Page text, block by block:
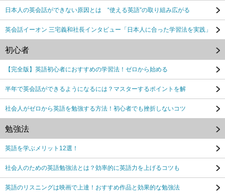
日本人の英会話ができない原因とは “使える英語”の取り組み広がる
英会話イーオン 三宅義和社長インタビュー「日本人に合った学習法を実践」
初心者
【完全版】英語初心者におすすめの学習法！ゼロから始める
半年で英会話ができるようになるには？マスターするポイントを解
社会人がゼロから英語を勉強する方法！初心者でも挫折しないコツ
勉強法
英語を学ぶメリット12選！
社会人のための英語勉強法とは？効率的に英語力を上げるコツも
英語のリスニングは映画で上達！おすすめ作品と効果的な勉強法